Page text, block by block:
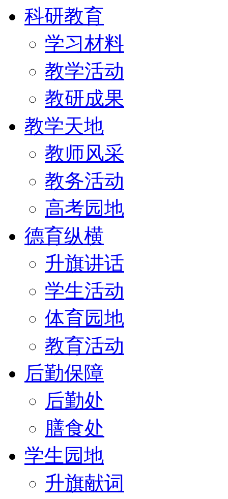
科研教育
学习材料
教学活动
教研成果
教学天地
教师风采
教务活动
高考园地
德育纵横
升旗讲话
学生活动
体育园地
教育活动
后勤保障
后勤处
膳食处
学生园地
升旗献词